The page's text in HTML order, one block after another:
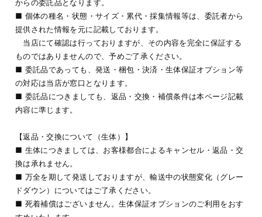
からの委託品となります。
■ 個体の種名・状態・サイズ・累代・採集情報等は、委託者から
提供された情報を元に記載しております。
当店にて確認は行っておりますが、その内容を完全に保証する
ものではありませんので、予めご了承ください。
■ 委託品であっても、発送・梱包・決済・生体保証オプション等
の対応は当店が窓口となります。
■ 委託品につきましても、返品・交換・補償条件は本ページ記載
内容に準じます。
【返品・交換について（生体）】
■ 生体につきましては、お客様都合によるキャンセル・返品・交
換は承れません。
■ 万全を期して発送しておりますが、輸送中の状態変化（グレー
ドダウン）についてはご了承ください。
■ 死着補償はございません。生体保証オプションのご利用をおす